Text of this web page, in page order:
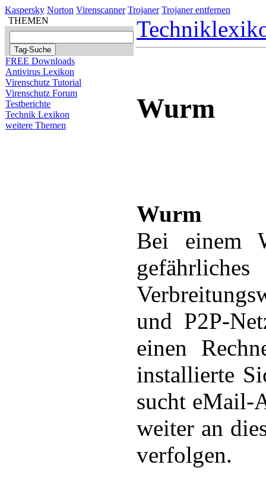
Kaspersky Norton Virenscanner Trojaner Trojaner entfernen
THEMEN
FREE Downloads
Antivirus Lexikon
Virenschutz Tutorial
Virenschutz Forum
Testberichte
Technik Lexikon
weitere Themen
Wurm
Wurm
Bei einem
und P2P-
einen
installierte
sucht eMail-
weiter an
verfolgen.